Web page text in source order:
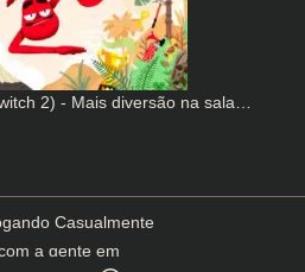
2) - Mais diversão na sala…
Casualmente
a gente em